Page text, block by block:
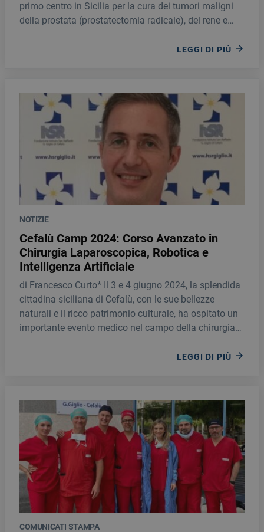
primo centro in Sicilia per la cura dei tumori maligni
della prostata (prostatectomia radicale), del rene e
LEGGI DI PIÙ
NOTIZIE
Cefalù Camp 2024: Corso Avanzato in
Chirurgia Laparoscopica, Robotica e
Intelligenza Artificiale
di Francesco Curto* Il 3 e 4 giugno 2024, la splendida
cittadina siciliana di Cefalù, con le sue bellezze
naturali e il ricco patrimonio culturale, ha ospitato un
importante evento medico nel campo della chirurgia
applicate alla medicina: il “Cefalù Camp forLEGGI DI PIÙ
COMUNICATI STAMPA